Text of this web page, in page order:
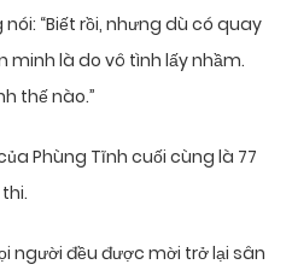
“Biết rồi, nhưng dù có quay
minh là do vô tình lấy nhầm.
thế nào.”
Phùng Tĩnh cuối cùng là 77
người đều được mời trở lại sân